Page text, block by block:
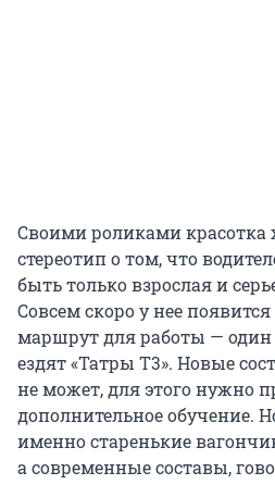
Своими роликами красотка
стереотип о том, что
быть только взрослая и
Совсем скоро у нее
маршрут для работы — один
ездят «Татры Т3». Новые
не может, для этого нужно
дополнительное обучение.
именно старенькие
а современные составы,